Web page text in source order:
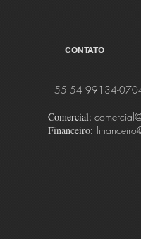
CONTATO
+55 54 99134-
Comercial:
Financeiro: